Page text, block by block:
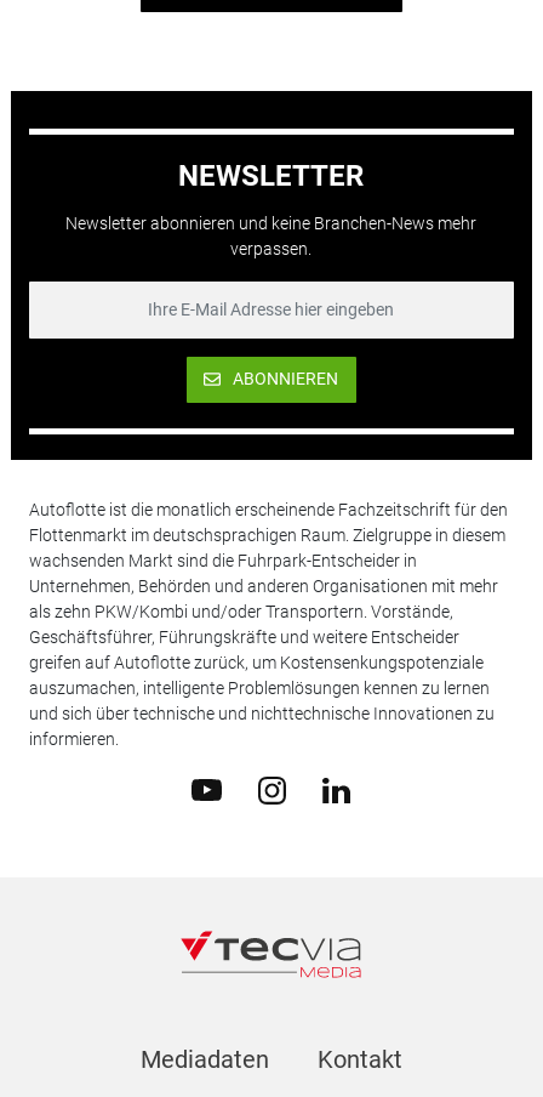
NEWSLETTER
Newsletter abonnieren und keine Branchen-News mehr
verpassen.
ABONNIEREN
Autoflotte ist die monatlich erscheinende Fachzeitschrift für den
Flottenmarkt im deutschsprachigen Raum. Zielgruppe in diesem
wachsenden Markt sind die Fuhrpark-Entscheider in
Unternehmen, Behörden und anderen Organisationen mit mehr
als zehn PKW/Kombi und/oder Transportern. Vorstände,
Geschäftsführer, Führungskräfte und weitere Entscheider
greifen auf Autoflotte zurück, um Kostensenkungspotenziale
auszumachen, intelligente Problemlösungen kennen zu lernen
und sich über technische und nichttechnische Innovationen zu
informieren.
Mediadaten Kontakt